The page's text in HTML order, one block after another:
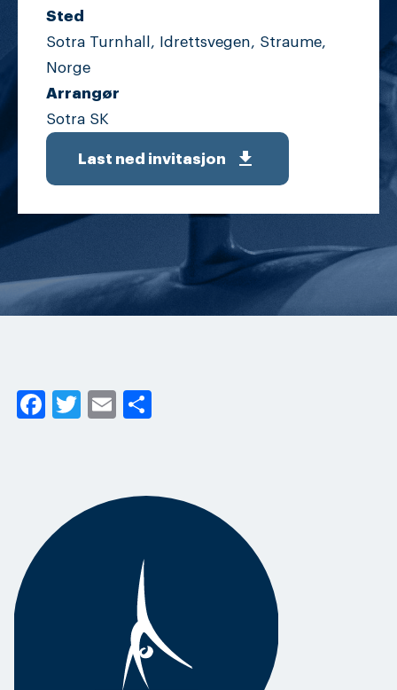
Sted
Sotra Turnhall, Idrettsvegen, Straume,
Norge
Arrangør
Sotra SK
Last ned invitasjon get_app
Facebook
Twitter
Email